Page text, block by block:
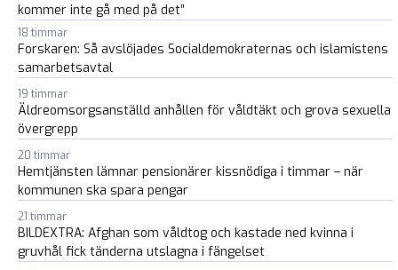
kommer inte gå med på det”
18 timmar
Forskaren: Så avslöjades Socialdemokraternas och islamistens
samarbetsavtal
19 timmar
Äldreomsorgsanställd anhållen för våldtäkt och grova sexuella
övergrepp
20 timmar
Hemtjänsten lämnar pensionärer kissnödiga i timmar – när
kommunen ska spara pengar
21 timmar
BILDEXTRA: Afghan som våldtog och kastade ned kvinna i
gruvhål fick tänderna utslagna i fängelset